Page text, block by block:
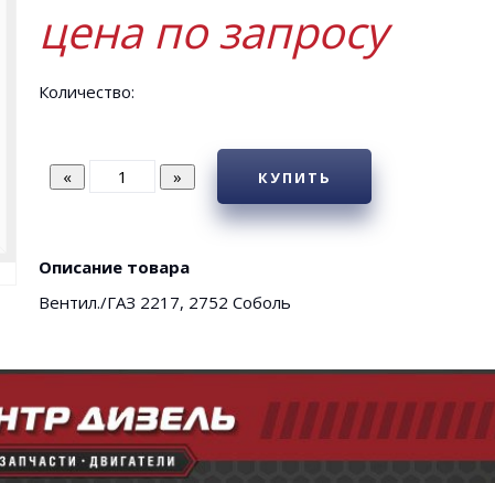
цена по запросу
Количество:
КУПИТЬ
Описание товара
Вентил./ГАЗ 2217, 2752 Соболь